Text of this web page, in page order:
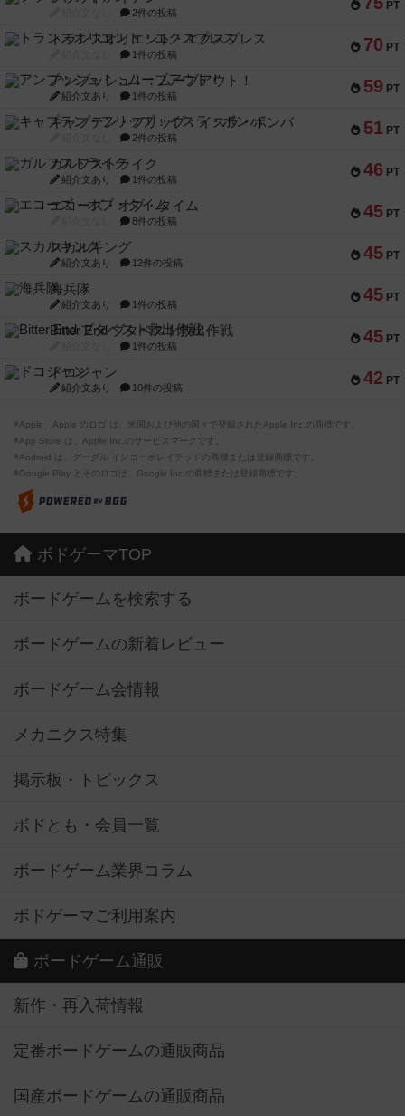
PT
2件の投稿
70 PT
トランスオリエント・エクスプレス
1件の投稿
59 PT
アンブッシュ！：ムーブアウト！
紹介文あり 1件の投稿
51 PT
キャプテン・フリップ：イスラ・ボンバ
2件の投稿
46 PT
ガルフストライク
紹介文あり 1件の投稿
45 PT
エコーズ・オブ・タイム
8件の投稿
45 PT
スカルキング
紹介文あり 12件の投稿
45 PT
海兵隊
紹介文あり 1件の投稿
45 PT
Bitter End ブタペスト救出作戦
1件の投稿
42 PT
ドコジャン
紹介文あり 10件の投稿
※Apple、Apple のロゴ は、米国および他の国々で登録されたApple Inc.の商標です。
※App Store は、Apple Inc.のサービスマークです。
※Android は、グーグル インコーポレイテッドの商標または登録商標です。
※Google Play とそのロゴは、Google Inc.の商標または登録商標です。
ボドゲーマTOP
ボードゲームを検索する
ボードゲームの新着レビュー
ボードゲーム会情報
メカニクス特集
掲示板・トピックス
ボドとも・会員一覧
ボードゲーム業界コラム
ボドゲーマご利用案内
ボードゲーム通販
新作・再入荷情報
定番ボードゲームの通販商品
国産ボードゲームの通販商品